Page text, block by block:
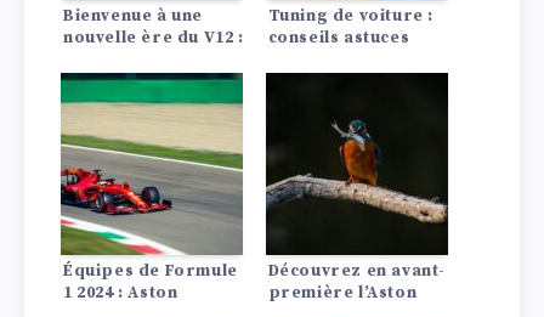
Bienvenue à une
nouvelle ère du V12 :
annonce une
nouvelle Vanquish
plus rapide et plus
réactive.
Tuning de voiture :
conseils astuces
Équipes de Formule
1 2024 : Aston
Découvrez en avant-
première l’Aston